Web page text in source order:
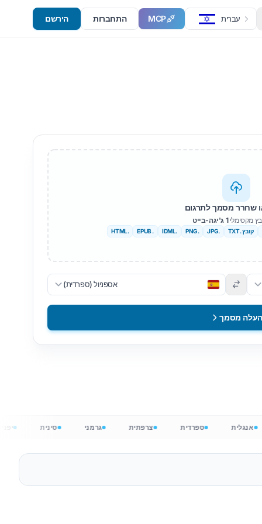
עברית MCP התחברות הירשם
שחרר מסמך לתרגום
מקסימלי1 ג'יגה-בייט
קובץ .TXT .JPG
.PNG
.IDML
. EPUB
.HTML
אספניול (ספרדית)
העלה מסמך
אנגלית ספרדית צרפתית גרמני סינית